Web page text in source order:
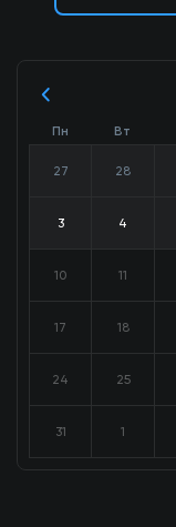
Пн Вт
27 28
3 4
10 11
17 18
24 25
31 1